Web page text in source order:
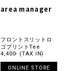
area manager
フロントスリットロ
ゴプリントTee
4,400- (TAX IN)
ONLINE STORE